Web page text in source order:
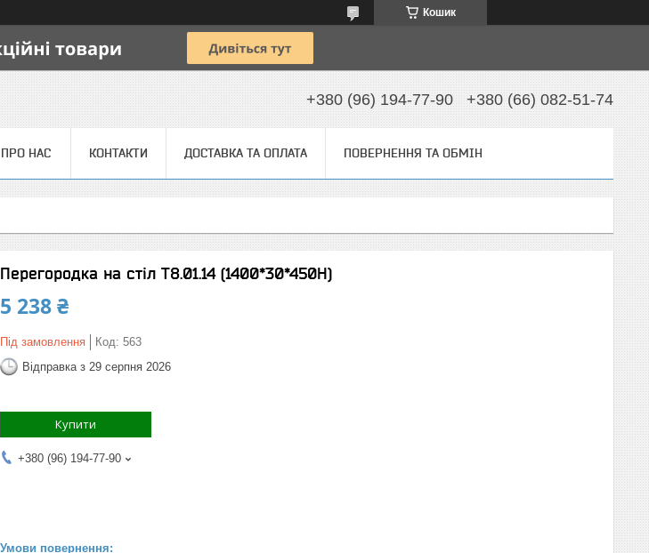
Кошик
+380 (96) 194-77-90 +380 (66) 082-51-74
ПРО НАС КОНТАКТИ ДОСТАВКА ТА ОПЛАТА ПОВЕРНЕННЯ ТА ОБМІН
Перегородка на стіл Т8.01.14 (1400*30*450Н)
5 238 ₴
Під замовлення Код: 563
Відправка з 29 серпня 2026
Купити
+380 (96) 194-77-90